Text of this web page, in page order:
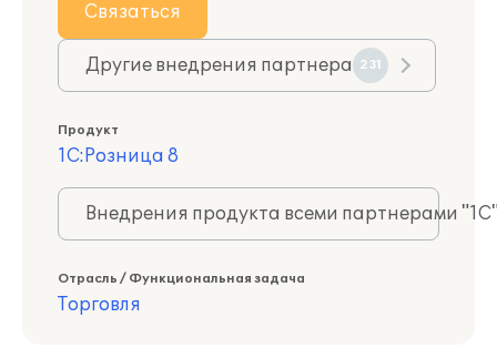
Связаться
Другие внедрения партнера 231
Продукт
1С:Розница 8
Внедрения продукта всеми партнерами
Отрасль / Функциональная задача
Торговля